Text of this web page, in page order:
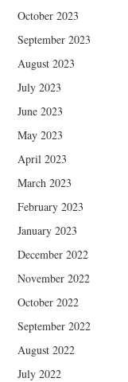
October 2023
September 2023
August 2023
July 2023
June 2023
May 2023
April 2023
March 2023
February 2023
January 2023
December 2022
November 2022
October 2022
September 2022
August 2022
July 2022